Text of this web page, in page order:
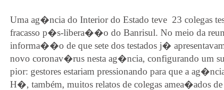
Uma ag�ncia do Interior do Estado teve 23 colegas
fracasso p�s-libera��o do Banrisul. No meio da
informa��o de que sete dos testados j�
novo coronav�rus nesta ag�ncia, configurando um
pior: gestores estariam pressionando para que a
H�, também, muitos relatos de colegas amea�ados de